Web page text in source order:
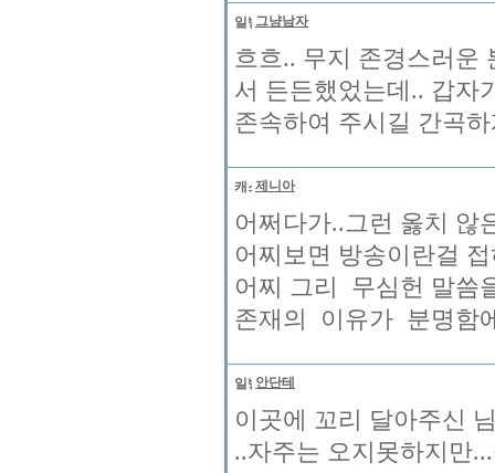
그냥남자
흐흐.. 무지 존경스러운
서 든든했었는데.. 갑자
존속하여 주시길 간곡
제니아
어쩌다가..그런 옳치 않
어찌보면 방송이란걸
어찌 그리 무심헌 말씀
존재의 이유가 분명함
안단테
이곳에 꼬리 달아주신
..자주는 오지못하지만